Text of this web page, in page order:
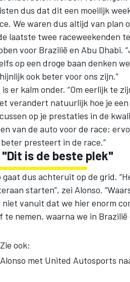
dus dat dit een moeilijk
We waren dus altijd van plan
laatste twee raceweekenden
voor Brazilië en Abu Dhabi.
op een droge baan denken
ook beter voor ons zijn.”
er kalm onder. “Om eerlijk te
verandert natuurlijk hoe je
op je prestaties in de
van de auto voor de race;
presteert in de race.”
is de beste plek"
gaat dus achteruit op de grid.
starten”, zei Alonso.
niet vanuit dat we hier enorm
te nemen, waarna we in
Zie ook:
Alonso met United Autosports